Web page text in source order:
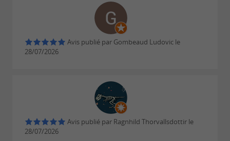
la Réserve sont valables
toute la journée,
permettant aux plus curieux de prolonger la
visite !
Tarifs : 15.00€ par adulte / 10.50€ par enfant /44€
par famille (2A + 2E)
Avis publié par Gombeaud Ludovic le
28/07/2026
Avis publié par Ragnhild Thorvallsdottir le
28/07/2026